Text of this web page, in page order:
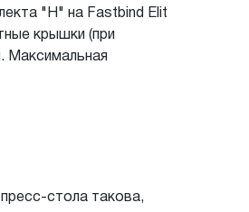
"H" на Fastbind Elit
крышки (при
Максимальная
стола такова,